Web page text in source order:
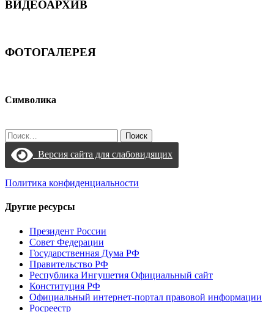
ВИДЕОАРХИВ
ФОТОГАЛЕРЕЯ
Символика
Найти:
Версия сайта для слабовидящих
Политика конфиденциальности
Другие ресурсы
Президент России
Совет Федерации
Государственная Дума РФ
Правительство РФ
Республика Ингушетия Официальный сайт
Конституция РФ
Официальный интернет-портал правовой информации
Росреестр